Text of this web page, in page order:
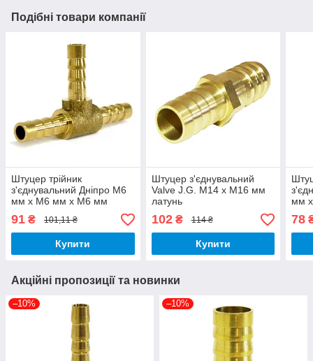
Подібні товари компанії
Штуцер трійник
з'єднувальний Дніпро М6
мм х М6 мм х М6 мм
91 ₴ 101,11 ₴
Купити
Штуцер з'єднувальний
Valve J.G. М14 х М16 мм
латунь
102₴ 114 ₴
Купити
мм
78
Акційні пропозиції та новинки
–10% –10%